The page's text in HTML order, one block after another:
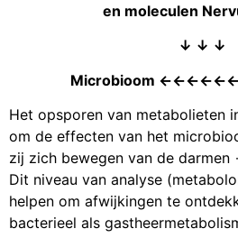
en moleculen
↓ ↓ ↓
Microbioom
Het opsporen van metabolieten
om de effecten van het
zij zich bewegen van de
Dit niveau van analyse
helpen om afwijkingen te
bacterieel als